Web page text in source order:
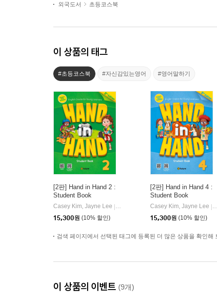
외국도서
초등코스북
이 상품의 태그
#초등코스북 #자신감있는영어 #영어말하기
[2판] Hand in Hand 2 :
Student Book
Casey Kim, Jayne Lee
이퓨쳐(e-future)
15,300원 (10% 할인)
[2판] Hand in Hand 4 :
Student Book
Casey Kim, Jayne Lee
15,300원 (10% 할인)
검색 페이지에서 선택된 태그에 등록된 더 많은 상품을 확인해
이 상품의 이벤트 (9개)